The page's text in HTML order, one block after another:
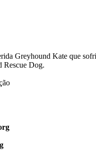
Greyhound Kate que
Rescue Dog.